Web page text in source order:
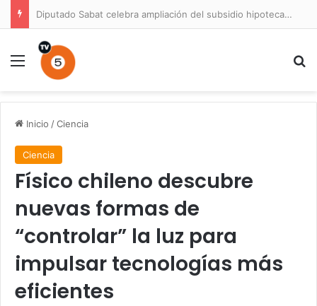
Diputado Sabat celebra ampliación del subsidio hipotecario con viviendas de hasta 6.000 UF
Menú
Inicio /Ciencia
Ciencia
Físico chileno descubre
nuevas formas de
“controlar” la luz para
impulsar tecnologías más
eficientes